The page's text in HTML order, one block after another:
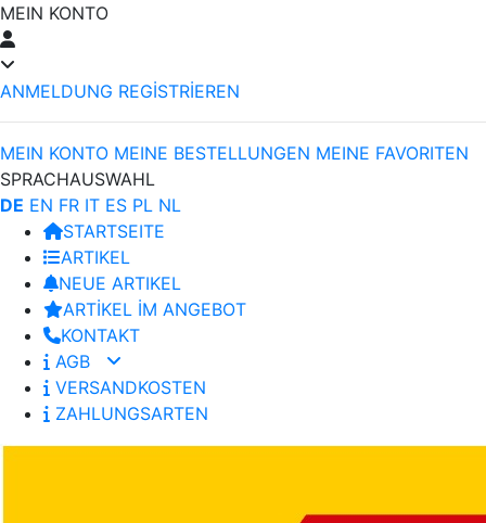
MEIN KONTO
ANMELDUNG REGİSTRİEREN
MEIN KONTO MEINE BESTELLUNGEN MEINE FAVORITEN
SPRACHAUSWAHL
DE EN FR IT ES PL NL
STARTSEITE
ARTIKEL
NEUE ARTIKEL
ARTİKEL İM ANGEBOT
KONTAKT
AGB
VERSANDKOSTEN
ZAHLUNGSARTEN